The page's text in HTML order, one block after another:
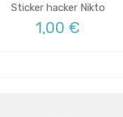
Sticker hacker Nikto
1,00 €